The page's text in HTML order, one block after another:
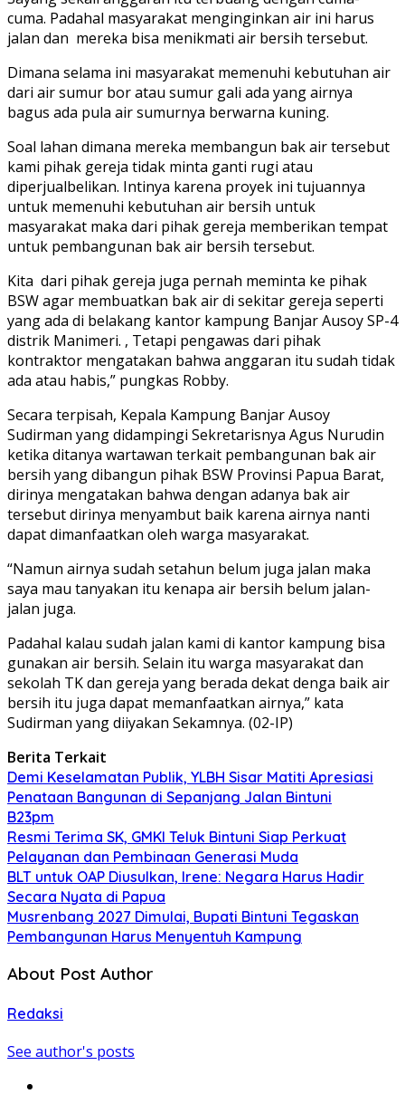
cuma. Padahal masyarakat menginginkan air ini harus
jalan dan mereka bisa menikmati air bersih tersebut.
Dimana selama ini masyarakat memenuhi kebutuhan air
dari air sumur bor atau sumur gali ada yang airnya
bagus ada pula air sumurnya berwarna kuning.
Soal lahan dimana mereka membangun bak air tersebut
kami pihak gereja tidak minta ganti rugi atau
diperjualbelikan. Intinya karena proyek ini tujuannya
untuk memenuhi kebutuhan air bersih untuk
masyarakat maka dari pihak gereja memberikan tempat
untuk pembangunan bak air bersih tersebut.
Kita dari pihak gereja juga pernah meminta ke pihak
BSW agar membuatkan bak air di sekitar gereja seperti
yang ada di belakang kantor kampung Banjar Ausoy SP-4
distrik Manimeri. , Tetapi pengawas dari pihak
kontraktor mengatakan bahwa anggaran itu sudah tidak
ada atau habis,” pungkas Robby.
Secara terpisah, Kepala Kampung Banjar Ausoy
Sudirman yang didampingi Sekretarisnya Agus Nurudin
ketika ditanya wartawan terkait pembangunan bak air
bersih yang dibangun pihak BSW Provinsi Papua Barat,
dirinya mengatakan bahwa dengan adanya bak air
tersebut dirinya menyambut baik karena airnya nanti
dapat dimanfaatkan oleh warga masyarakat.
“Namun airnya sudah setahun belum juga jalan maka
saya mau tanyakan itu kenapa air bersih belum jalan-
jalan juga.
Padahal kalau sudah jalan kami di kantor kampung bisa
gunakan air bersih. Selain itu warga masyarakat dan
sekolah TK dan gereja yang berada dekat denga baik air
bersih itu juga dapat memanfaatkan airnya,” kata
Sudirman yang diiyakan Sekamnya. (02-IP)
Berita Terkait
Demi Keselamatan Publik, YLBH Sisar Matiti Apresiasi
Penataan Bangunan di Sepanjang Jalan Bintuni
B23pm
Resmi Terima SK, GMKI Teluk Bintuni Siap Perkuat
Pelayanan dan Pembinaan Generasi Muda
BLT untuk OAP Diusulkan, Irene: Negara Harus Hadir
Secara Nyata di Papua
Musrenbang 2027 Dimulai, Bupati Bintuni Tegaskan
Pembangunan Harus Menyentuh Kampung
About Post Author
Redaksi
See author's posts